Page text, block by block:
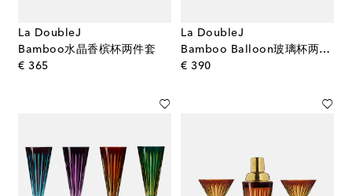
La DoubleJ
Bamboo水晶香槟杯两件套
€ 365original price
La DoubleJ
Bamboo Balloon玻璃杯两件套
€ 390original price